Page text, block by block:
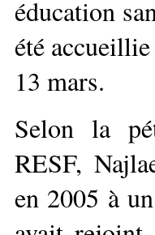
éducation
été
13 mars.
Selon la
RESF,
en 2005 à